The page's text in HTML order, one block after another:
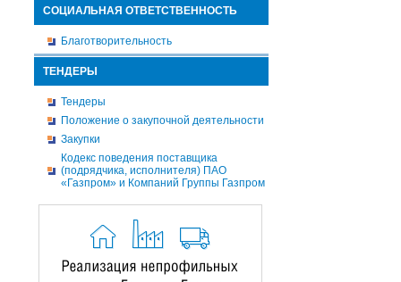
СОЦИАЛЬНАЯ ОТВЕТСТВЕННОСТЬ
Благотворительность
ТЕНДЕРЫ
Тендеры
Положение о закупочной деятельности
Закупки
Кодекс поведения поставщика
(подрядчика, исполнителя) ПАО
«Газпром» и Компаний Группы Газпром